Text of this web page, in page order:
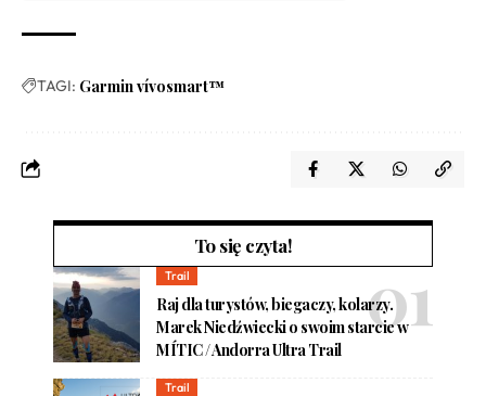
TAGI: Garmin vívosmart™
To się czyta!
Trail
Raj dla turystów, biegaczy, kolarzy.
Marek Niedźwiecki o swoim starcie w
MÍTIC / Andorra Ultra Trail
Trail